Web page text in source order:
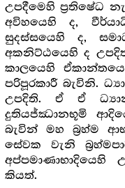
උපදීමෙහි ප්‍රතිෂේධ
අවිහයෙහි ද,
සුදස්සයෙහි ද,
අකනිට්ඨයෙහි ද
කාලයෙහි
පරිපූරකාරී බැවිනි.
උපදිති. ඒ ඒ
දුතියජ්ඣානභූමි
බැවින් මහ බ්‍රහ්ම
සේවක වැනි
කියත්.